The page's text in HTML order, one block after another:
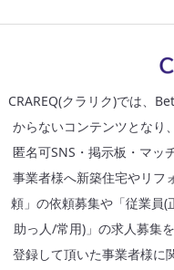
CRAREQ(クラリク)では、
からないコンテンツとなり
匿名可SNS・掲示板・マッ
事業者様へ新築住宅やリフ
頼」の依頼募集や「従業員(
助っ人/常用)」の求人募集
登録して頂いた事業者様に